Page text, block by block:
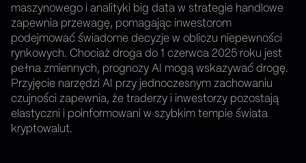
maszynowego i analityki big data w strategie handlowe
zapewnia przewagę, pomagając inwestorom
podejmować świadome decyzje w obliczu niepewności
rynkowych. Chociaż droga do 1 czerwca 2025 roku jest
pełna zmiennych, prognozy AI mogą wskazywać drogę.
Przyjęcie narzędzi AI przy jednoczesnym zachowaniu
czujności zapewnia, że traderzy i inwestorzy pozostają
elastyczni i poinformowani w szybkim tempie świata
kryptowalut.